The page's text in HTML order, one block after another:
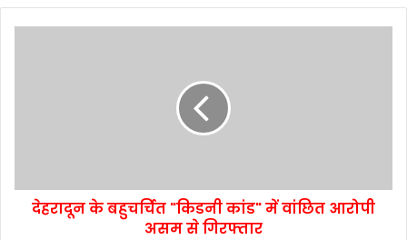
देहरादून के बहुचर्चित "किडनी कांड" में वांछित आरोपी
असम से गिरफ्तार